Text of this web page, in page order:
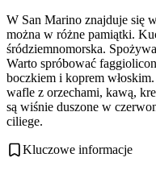
W San Marino znajduje się
można w różne pamiątki.
śródziemnomorska.
Warto spróbować
boczkiem i koprem
wafle z orzechami, kawą,
są wiśnie duszone w
ciliege.
Kluczowe informacje